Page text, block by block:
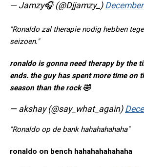
— Jamzy🎧 (@Djjamzy_)
"Ronaldo zal therapie nodig hebben
seizoen."
ronaldo is gonna need therapy by the
ends. the guy has spent more time on
season than the rock 🤣
— akshay (@say_what_again)
"Ronaldo op de bank hahahahahaha"
ronaldo on bench hahahahahahaha